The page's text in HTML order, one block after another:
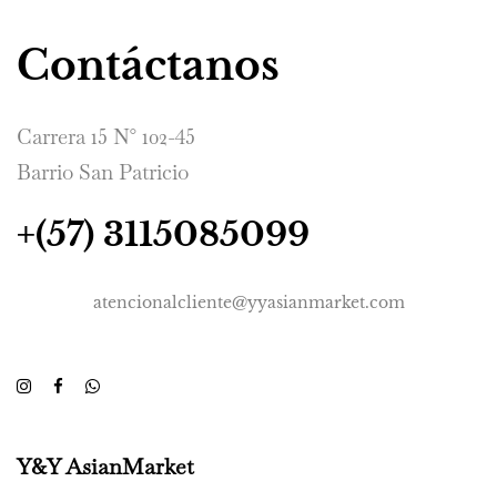
Contáctanos
Carrera 15 N° 102-45
Barrio San Patricio
+(57) 3115085099
atencionalcliente@yyasianmarket.com
Y&Y AsianMarket